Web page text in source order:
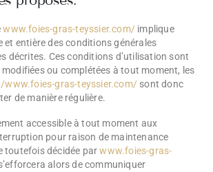
www.foies-gras-teyssier.com/ implique
et entière des conditions générales
décrites. Ces conditions d’utilisation sont
modifiées ou complétées à tout moment, les
/www.foies-gras-teyssier.com/ sont donc
de manière régulière.
accessible à tout moment aux
pour raison de maintenance
toutefois décidée parwww.foies-gras-
alors de communiquer